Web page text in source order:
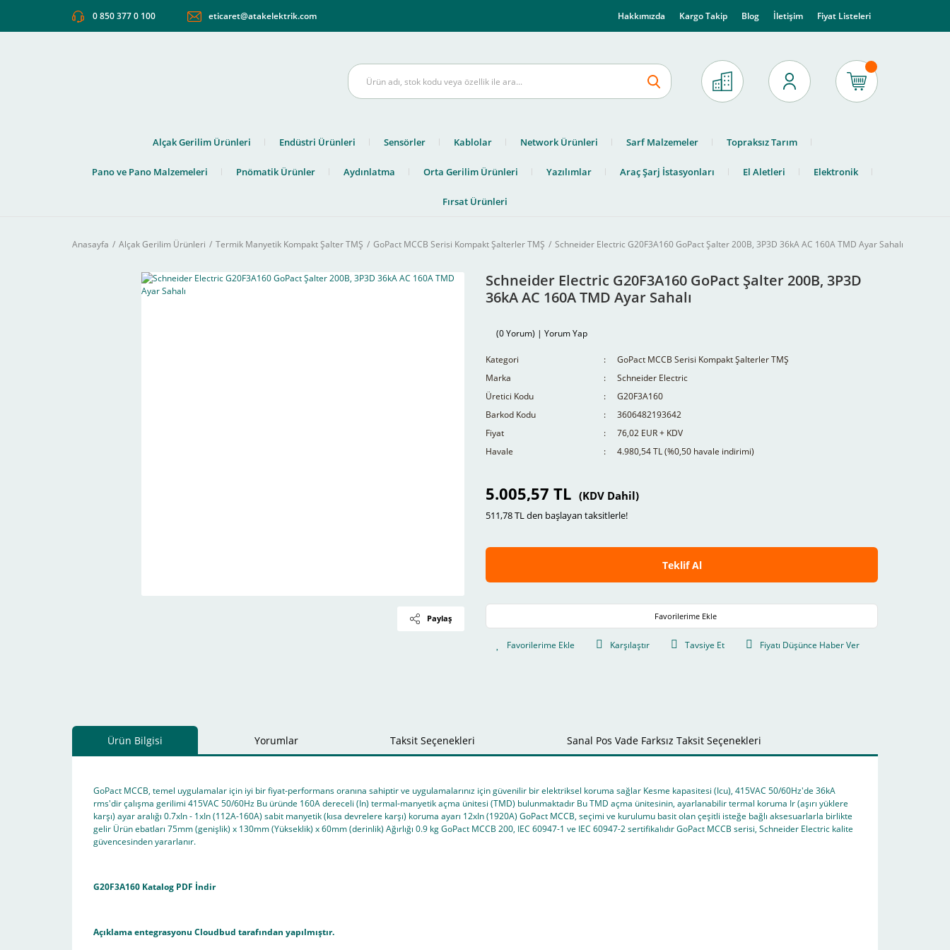
0 850 377 0 100 eticaret@atakelektrik.com Hakkımızda Kargo Takip Blog İletişim Fiyat Listeleri
Alçak Gerilim Ürünleri Endüstri Ürünleri Sensörler Kablolar Network Ürünleri Sarf Malzemeler Topraksız Tarım
Pano ve Pano Malzemeleri Pnömatik Ürünler Aydınlatma Orta Gerilim Ürünleri Yazılımlar Araç Şarj İstasyonları El Aletleri Elektronik
Fırsat Ürünleri
Anasayfa Alçak Gerilim Ürünleri Termik Manyetik Kompakt Şalter TMŞ GoPact MCCB Serisi Kompakt Şalterler TMŞ Schneider Electric G20F3A160 GoPact Şalter 200B, 3P3D 36kA AC 160A TMD Ayar Sahalı
Paylaş
Schneider Electric G20F3A160 GoPact Şalter 200B, 3P3D
36kA AC 160A TMD Ayar Sahalı
(0 Yorum) | Yorum Yap
Kategori
GoPact MCCB Serisi Kompakt Şalterler TMŞ
Marka
Schneider Electric
Üretici Kodu
G20F3A160
Barkod Kodu
3606482193642
Fiyat
76,02 EUR + KDV
Havale
4.980,54 TL (%0,50 havale indirimi)
5.005,57 TL (KDV Dahil)
511,78 TL den başlayan taksitlerle!
Teklif Al
Karşılaştır Tavsiye Et Fiyatı Düşünce Haber Ver
Ürün Bilgisi Yorumlar Taksit Seçenekleri Sanal Pos Vade Farksız Taksit Seçenekleri
GoPact MCCB, temel uygulamalar için iyi bir fiyat-performans oranına sahiptir ve uygulamalarınız için güvenilir bir elektriksel koruma sağlar Kesme kapasitesi (Icu), 415VAC 50/60Hz'de 36kA
rms'dir çalışma gerilimi 415VAC 50/60Hz Bu üründe 160A dereceli (In) termal-manyetik açma ünitesi (TMD) bulunmaktadır Bu TMD açma ünitesinin, ayarlanabilir termal koruma Ir (aşırı yüklere
karşı) ayar aralığı 0.7xIn - 1xIn (112A-160A) sabit manyetik (kısa devrelere karşı) koruma ayarı 12xIn (1920A) GoPact MCCB, seçimi ve kurulumu basit olan çeşitli isteğe bağlı aksesuarlarla birlikte
gelir Ürün ebatları 75mm (genişlik) x 130mm (Yükseklik) x 60mm (derinlik) Ağırlığı 0.9 kg GoPact MCCB 200, IEC 60947-1 ve IEC 60947-2 sertifikalıdır GoPact MCCB serisi, Schneider Electric kalite
güvencesinden yararlanır.
G20F3A160 Katalog PDF İndir
Açıklama entegrasyonu Cloudbud tarafından yapılmıştır.